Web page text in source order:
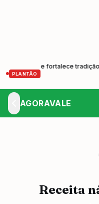
PLANTÃO
e fortalece tradição do
AGORAVALE
Receita